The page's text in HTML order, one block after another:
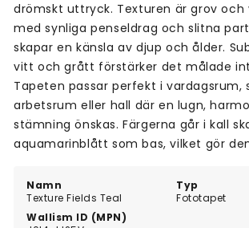
Namn
Texture Fields Teal
Typ
Fototapet
Wallism ID (MPN)
drömskt uttryck. Texturen är grov och
med synliga penseldrag och slitna
skapar en känsla av djup och ålder.
vitt och grått förstärker det målade
Tapeten passar perfekt i vardagsrum,
arbetsrum eller hall där en lugn,
stämning önskas. Färgerna går i kall
aquamarinblått som bas, vilket gör
toner. En idealisk väggdekoration för
konstnärlig och rogivande känsla.